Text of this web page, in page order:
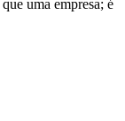
uma empresa; é